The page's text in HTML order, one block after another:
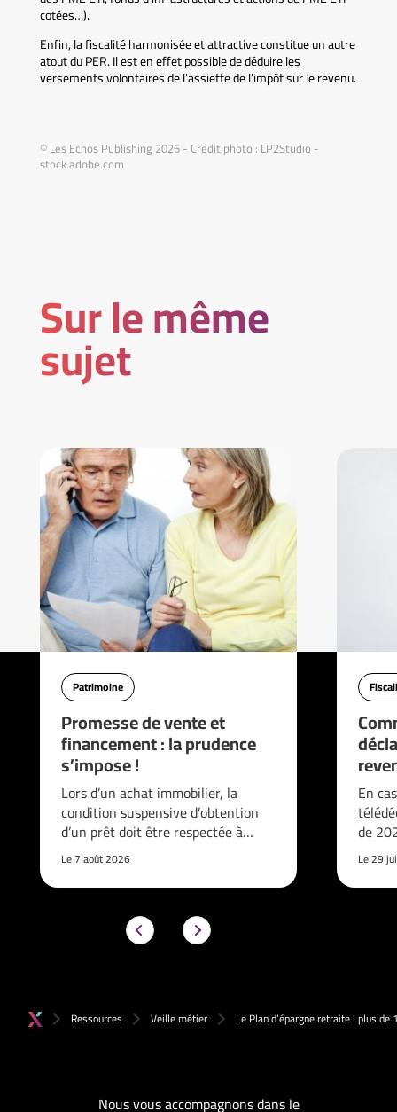
cotées…).
Enfin, la fiscalité harmonisée et attractive constitue un autre
atout du PER. Il est en effet possible de déduire les
versements volontaires de l’assiette de l’impôt sur le revenu.
© Les Echos Publishing 2026 - Crédit photo : LP2Studio -
stock.adobe.com
Sur le même
sujet
Patrimoine
Promesse de vente et
financement : la prudence
s’impose !
Lors d’un achat immobilier, la
condition suspensive d’obtention
d’un prêt doit être respectée à…
Le 7 août 2026
En
de
Le 29
Ressources Veille métier Le Plan d’épargne retraite : plus
Nous vous accompagnons dans le